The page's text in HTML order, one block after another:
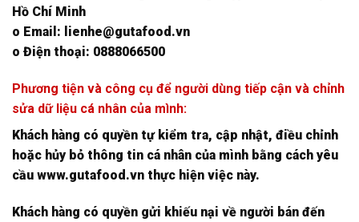
Hồ Chí Minh
o Email: lienhe@gutafood.vn
o Điện thoại: 0888066500
Phương tiện và công cụ để người dùng tiếp cận và chỉnh
sửa dữ liệu cá nhân của mình:
Khách hàng có quyền tự kiểm tra, cập nhật, điều chỉnh
hoặc hủy bỏ thông tin cá nhân của mình bằng cách yêu
cầu www.gutafood.vn thực hiện việc này.
Khách hàng có quyền gửi khiếu nại về người bán đến